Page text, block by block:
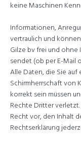
keine Maschinen
Informationen,
vertraulich und
Gilze bv frei und ohne
sendet (ob per E-Mail
Alle Daten, die Sie
Schirmherrschaft von
korrekt sein müssen
Rechte Dritter
Recht vor, den Inhalt
Rechtserklärung